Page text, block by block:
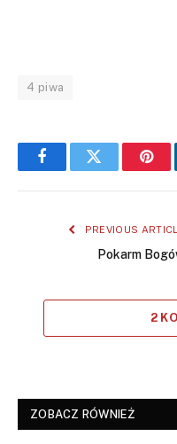
4 piwa
FacebookTwitter
PREVIOUS
Pokarm
2
ZOBACZ RÓWNIEŻ